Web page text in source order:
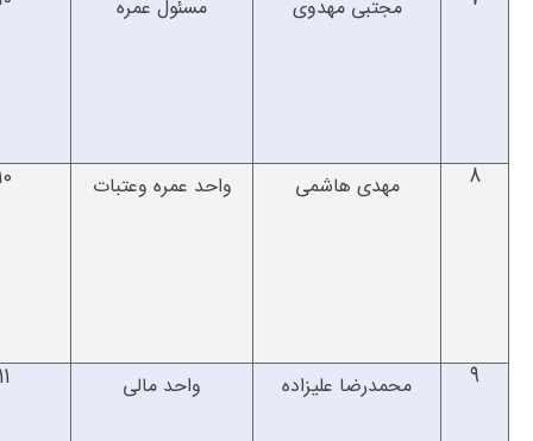
مجتبی مهدوی مسئول عمره
8 مهدی هاشمی واحد عمره وعتبات
9 محمدرضا علیزاده واحد مالی